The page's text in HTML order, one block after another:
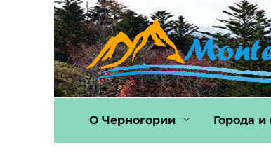
содержанию
О Черногории Города